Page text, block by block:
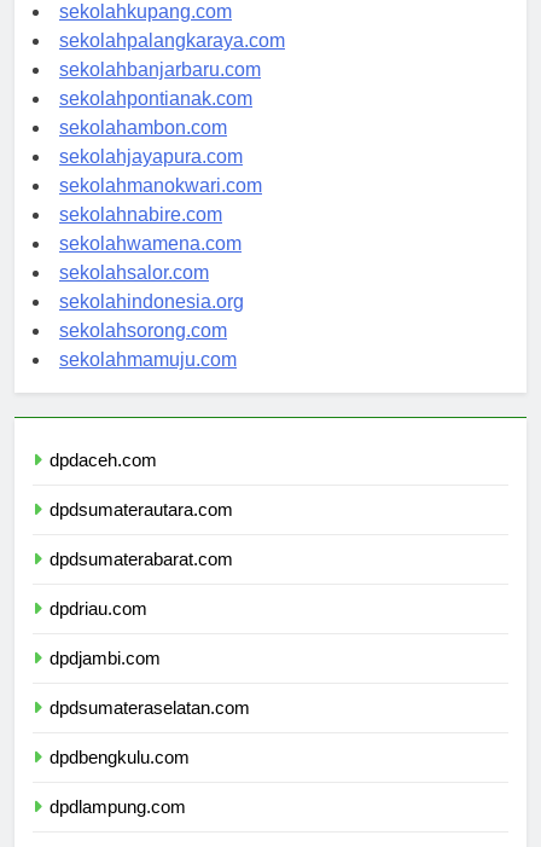
sekolahkupang.com
sekolahpalangkaraya.com
sekolahbanjarbaru.com
sekolahpontianak.com
sekolahambon.com
sekolahjayapura.com
sekolahmanokwari.com
sekolahnabire.com
sekolahwamena.com
sekolahsalor.com
sekolahindonesia.org
sekolahsorong.com
sekolahmamuju.com
dpdaceh.com
dpdsumaterautara.com
dpdsumaterabarat.com
dpdriau.com
dpdjambi.com
dpdsumateraselatan.com
dpdbengkulu.com
dpdlampung.com